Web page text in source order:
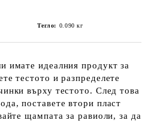
Тегло: 0.090 кг
имате идеалния продукт за
тестото и разпределете
върху тестото. След това
поставете втори пласт
щампата за равиоли, за да